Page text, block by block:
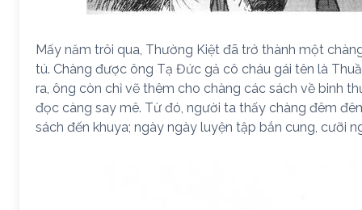
Mấy năm trôi qua, Thường Kiệt đã trở thành một
tú. Chàng được ông Tạ Đức gả cô cháu gái tên là
ra, ông còn chỉ vẽ thêm cho chàng các sách về binh
đọc càng say mê. Từ đó, người ta thấy chàng đêm
sách đến khuya; ngày ngày luyện tập bắn cung, cưỡi